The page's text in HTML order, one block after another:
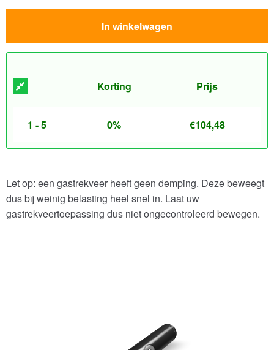
In winkelwagen
Korting Prijs
1 - 5 0% €104,48
Let op: een gastrekveer heeft geen demping. Deze beweegt
dus bij weinig belasting heel snel in. Laat uw
gastrekveertoepassing dus niet ongecontroleerd bewegen.